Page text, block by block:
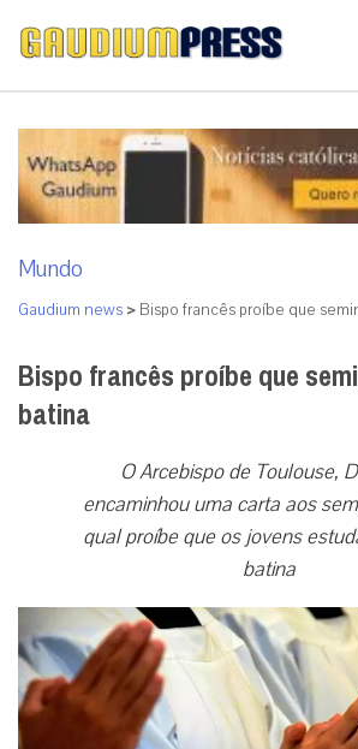
Mundo
Gaudium news > Bispo francês proíbe que
Bispo francês proíbe que
batina
O Arcebispo de Toulouse,
encaminhou uma carta aos
qual proíbe que os jovens
batina